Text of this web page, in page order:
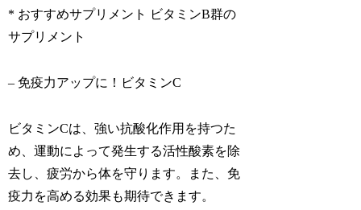
* おすすめサプリメント ビタミンB群の
サプリメント
– 免疫力アップに！ビタミンC
ビタミンCは、強い抗酸化作用を持つた
め、運動によって発生する活性酸素を除
去し、疲労から体を守ります。また、免
疫力を高める効果も期待できます。